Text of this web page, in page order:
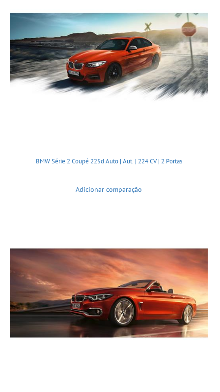
BMW Série 2 Coupé 225d Auto | Aut. | 224 CV | 2 Portas
Adicionar comparação